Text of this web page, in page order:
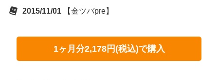
2015/11/01 【金ツバpre】
1ヶ月分2,178円(税込)で購入